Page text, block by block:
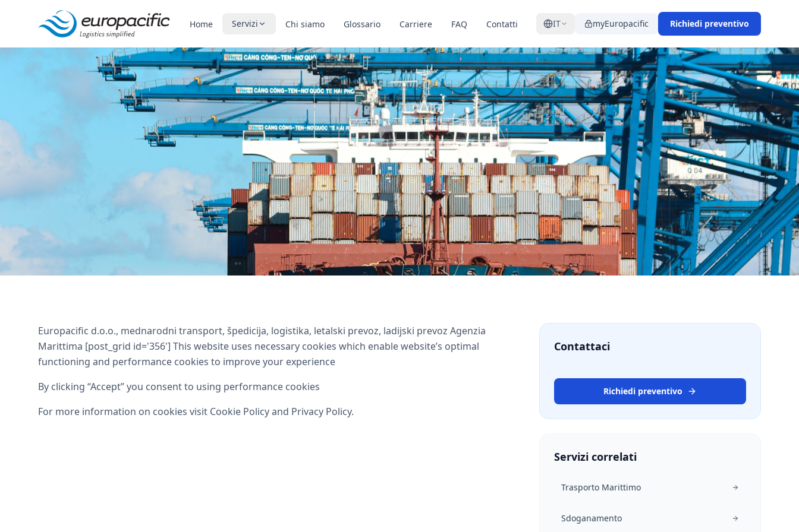
Home Servizi Chi siamo Glossario Carriere FAQ Contatti IT myEuropacific Richiedi preventivo
Agenzia marittima e logistica portuale
Europacific d.o.o., mednarodni transport, špedicija, logistika, letalski prevoz, ladijski prevoz Agenzia
Marittima [post_grid id='356'] This website uses necessary cookies which enable website’s optimal
functioning and performance cookies to improve your experience
By clicking “Accept” you consent to using performance cookies
For more information on cookies visit Cookie Policy and Privacy Policy.
Contattaci
Richiedi preventivo
Servizi correlati
Trasporto Marittimo
Sdoganamento